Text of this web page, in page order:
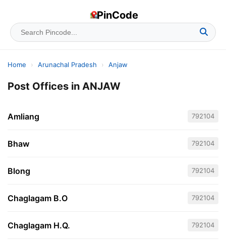
PinCode
Home › Arunachal Pradesh › Anjaw
Post Offices in ANJAW
Amliang 792104
Bhaw 792104
Blong 792104
Chaglagam B.O 792104
Chaglagam H.Q. 792104